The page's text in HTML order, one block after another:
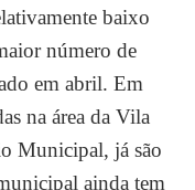
baixo
número de
em abril. Em
na área da Vila
Municipal, já são
ainda tem